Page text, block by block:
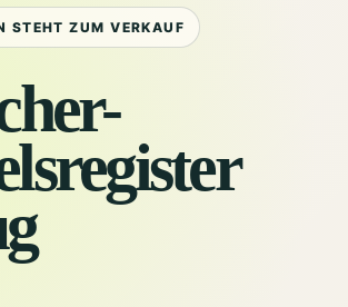
STEHT ZUM VERKAUF